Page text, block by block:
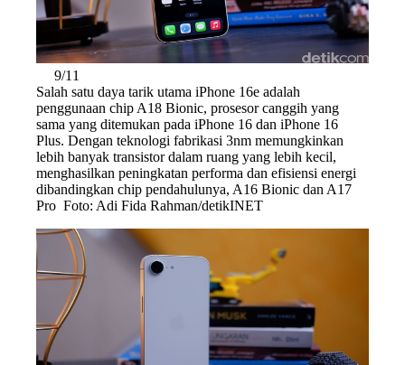
9/11
Salah satu daya tarik utama iPhone 16e adalah
penggunaan chip A18 Bionic, prosesor canggih yang
sama yang ditemukan pada iPhone 16 dan iPhone 16
Plus. Dengan teknologi fabrikasi 3nm memungkinkan
lebih banyak transistor dalam ruang yang lebih kecil,
menghasilkan peningkatan performa dan efisiensi energi
dibandingkan chip pendahulunya, A16 Bionic dan A17
Pro Foto: Adi Fida Rahman/detikINET